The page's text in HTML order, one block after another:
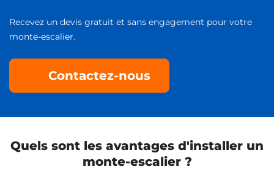
Recevez un devis gratuit et sans engagement pour votre
monte-escalier.
Contactez-nous
Quels sont les avantages d'installer un
monte-escalier ?